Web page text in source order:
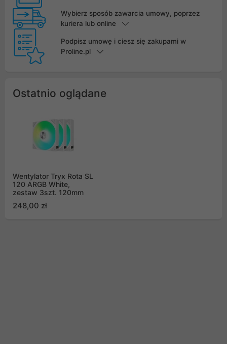
Wybierz sposób zawarcia umowy, poprzez
kuriera lub online
Podpisz umowę i ciesz się zakupami w
Proline.pl
Ostatnio oglądane
Wentylator Tryx Rota SL
120 ARGB White,
zestaw 3szt. 120mm
248,00 zł